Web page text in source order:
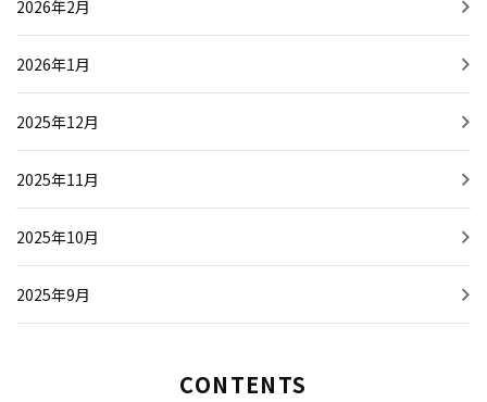
2026年2月
2026年1月
2025年12月
2025年11月
2025年10月
2025年9月
CONTENTS